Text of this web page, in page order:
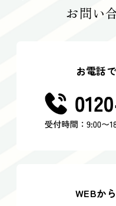
お問い
お電話
WEBか